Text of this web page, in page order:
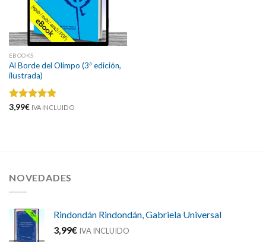
EBOOKS
Al Borde del Olimpo (3ª edición,
ilustrada)
Valorado
3,99€ IVA INCLUIDO
NOVEDADES
Rindondán Rindondán, Gabriela Universal
3,99€ IVA INCLUIDO